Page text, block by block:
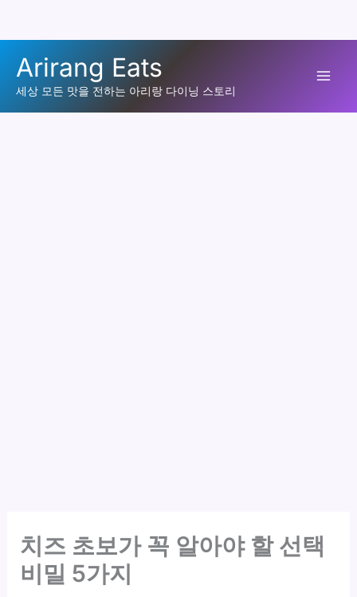
로
Arirang Eats
세상 모든 맛을 전하는 아리랑 다이닝 스토리
치즈 초보가 꼭 알아야 할 선택
비밀 5가지